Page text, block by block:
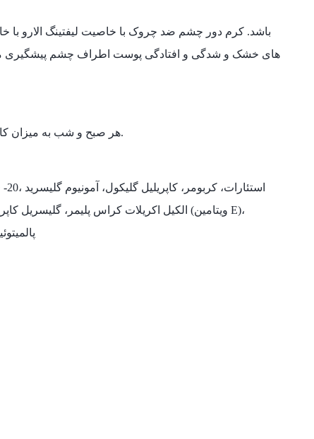
هر صبح و شب به میزان کافی (یک عدس) از کرم دور چشم را روی پوست تمیز اطراف چشم، از داخل به خارج کشیده سپس با حرکات ضربه ای ملایم ماساژ دهید.
پالمیتوئیل پنتائول